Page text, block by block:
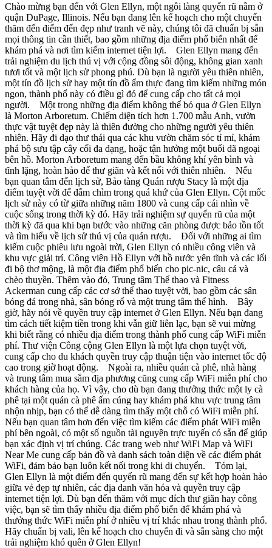
Chào mừng bạn đến với Glen Ellyn, một ngôi làng quyến rũ nằm ở
quận DuPage, Illinois. Nếu bạn đang lên kế hoạch cho một chuyến
thăm đến điểm đến đẹp như tranh vẽ này, chúng tôi đã chuẩn bị sẵn
mọi thông tin cần thiết, bao gồm những địa điểm phổ biến nhất để
khám phá và nơi tìm kiếm internet tiện lợi. Glen Ellyn mang đến
trải nghiệm du lịch thú vị với cộng đồng sôi động, không gian xanh
tươi tốt và một lịch sử phong phú. Dù bạn là người yêu thiên nhiên,
một tín đồ lịch sử hay một tín đồ ẩm thực đang tìm kiếm những món
ngon, thành phố này có điều gì đó để cung cấp cho tất cả mọi
người. Một trong những địa điểm không thể bỏ qua ở Glen Ellyn
là Morton Arboretum. Chiếm diện tích hơn 1.700 mẫu Anh, vườn
thực vật tuyệt đẹp này là thiên đường cho những người yêu thiên
nhiên. Hãy đi dạo thư thái qua các khu vườn chăm sóc tỉ mỉ, khám
phá bộ sưu tập cây cối đa dạng, hoặc tận hưởng một buổi dã ngoại
bên hồ. Morton Arboretum mang đến bầu không khí yên bình và
tĩnh lặng, hoàn hảo để thư giãn và kết nối với thiên nhiên. Nếu
bạn quan tâm đến lịch sử, Bảo tàng Quán rượu Stacy là một địa
điểm tuyệt vời để đắm chìm trong quá khứ của Glen Ellyn. Cột mốc
lịch sử này có từ giữa những năm 1800 và cung cấp cái nhìn về
cuộc sống trong thời kỳ đó. Hãy trải nghiệm sự quyến rũ của một
thời kỳ đã qua khi bạn bước vào những căn phòng được bảo tồn tốt
và tìm hiểu về lịch sử thú vị của quán rượu. Đối với những ai tìm
kiếm cuộc phiêu lưu ngoài trời, Glen Ellyn có nhiều công viên và
khu vực giải trí. Công viên Hồ Ellyn với hồ nước yên tĩnh và các lối
đi bộ thơ mộng, là một địa điểm phổ biến cho pic-nic, câu cá và
chèo thuyền. Thêm vào đó, Trung tâm Thể thao và Fitness
Ackerman cung cấp các cơ sở thể thao tuyệt vời, bao gồm các sân
bóng đá trong nhà, sân bóng rổ và một trung tâm thể hình. Bây
giờ, hãy nói về quyền truy cập internet ở Glen Ellyn. Nếu bạn đang
tìm cách tiết kiệm tiền trong khi vẫn giữ liên lạc, bạn sẽ vui mừng
khi biết rằng có nhiều địa điểm trong thành phố cung cấp WiFi miễn
phí. Thư viện Công cộng Glen Ellyn là một lựa chọn tuyệt vời,
cung cấp cho du khách quyền truy cập thuận tiện vào internet tốc độ
cao trong giờ hoạt động. Ngoài ra, nhiều quán cà phê, nhà hàng
và trung tâm mua sắm địa phương cũng cung cấp WiFi miễn phí cho
khách hàng của họ. Vì vậy, cho dù bạn đang thưởng thức một ly cà
phê tại một quán cà phê ấm cúng hay khám phá khu vực trung tâm
nhộn nhịp, bạn có thể dễ dàng tìm thấy một chỗ có WiFi miễn phí.
Nếu bạn quan tâm hơn đến việc tìm kiếm các điểm phát WiFi miễn
phí bên ngoài, có một số nguồn tài nguyên trực tuyến có sẵn để giúp
bạn xác định vị trí chúng. Các trang web như WiFi Map và WiFi
Near Me cung cấp bản đồ và danh sách toàn diện về các điểm phát
WiFi, đảm bảo bạn luôn kết nối trong khi di chuyển. Tóm lại,
Glen Ellyn là một điểm đến quyến rũ mang đến sự kết hợp hoàn hảo
giữa vẻ đẹp tự nhiên, các địa danh văn hóa và quyền truy cập
internet tiện lợi. Dù bạn đến thăm với mục đích thư giãn hay công
việc, bạn sẽ tìm thấy nhiều địa điểm phổ biến để khám phá và
thưởng thức WiFi miễn phí ở nhiều vị trí khác nhau trong thành phố.
Hãy chuẩn bị vali, lên kế hoạch cho chuyến đi và sẵn sàng cho một
trải nghiệm khó quên ở Glen Ellyn!